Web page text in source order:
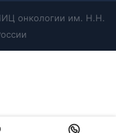
онкологии им. Н.Н.